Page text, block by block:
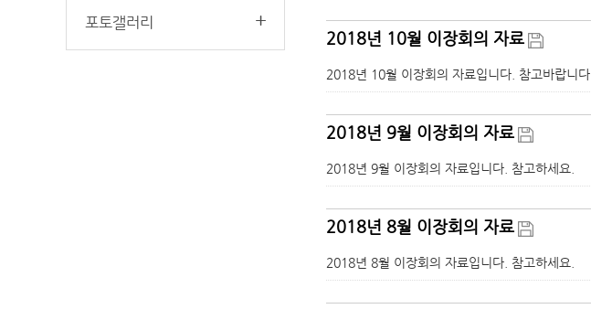
포토갤러리
2018년 10월 이장회의 자료
2018년 10월 이장회의 자료입니다. 참고바랍니다.
2018년 9월 이장회의 자료
2018년 9월 이장회의 자료입니다. 참고하세요.
2018년 8월 이장회의 자료
2018년 8월 이장회의 자료입니다. 참고하세요.